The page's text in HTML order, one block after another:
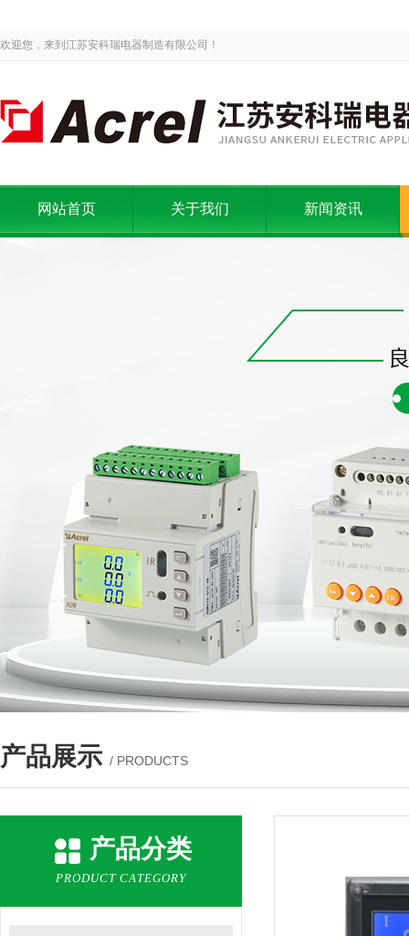
欢迎您，来到江苏安科瑞电器制造有限公司！
网站首页 关于我们 新闻资讯
产品展示 / PRODUCTS
产品分类
PRODUCT CATEGORY